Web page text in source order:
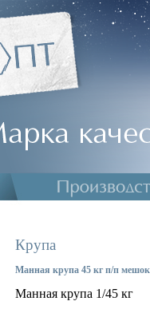
Крупа
Манная крупа 45 кг п/п мешок
Манная крупа 1/45 кг